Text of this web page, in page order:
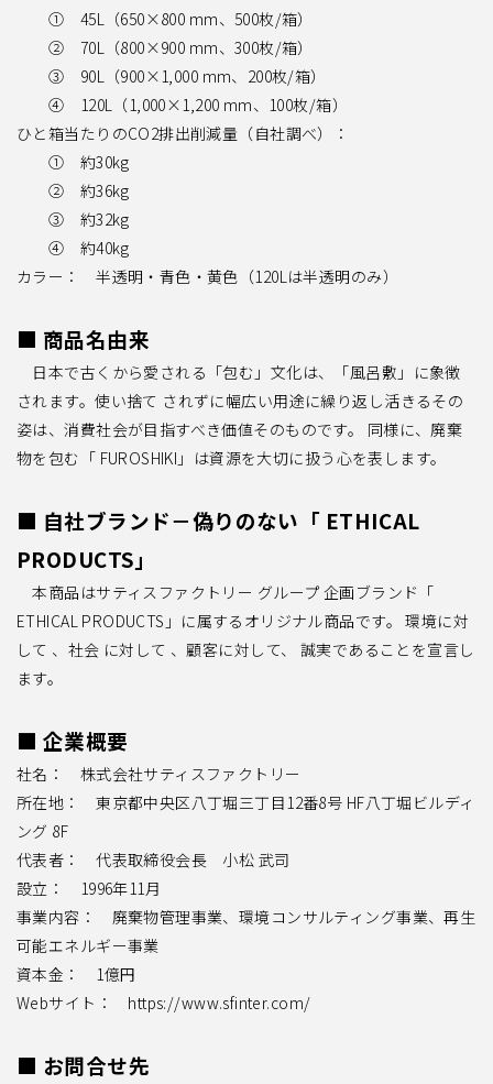
① 45L（650×800 mm、500枚/箱）
② 70L（800×900 mm、300枚/箱）
③ 90L（900×1,000 mm、200枚/箱）
④ 120L（1,000×1,200 mm、100枚/箱）
ひと箱当たりのCO2排出削減量（自社調べ）：
① 約30kg
② 約36kg
③ 約32kg
④ 約40kg
カラー： 半透明・青色・黄色（120Lは半透明のみ）
■ 商品名由来
日本で古くから愛される「包む」文化は、「風呂敷」に象徴
されます。使い捨て されずに幅広い用途に繰り返し活きるその
姿は、消費社会が目指すべき価値そのものです。 同様に、 廃棄
物を包む「 FUROSHIKI」は資源を大切に扱う心を表します。
■ 自社ブランド－偽りのない「 ETHICAL
PRODUCTS」
本商品はサティスファクトリー グループ 企画ブランド「
ETHICAL PRODUCTS」に属するオリジナル商品です。 環境に対
して 、社会 に対して 、顧客に対して、 誠実であることを宣言し
ます。
■ 企業概要
社名： 株式会社サティスファクトリー
所在地： 東京都中央区八丁堀三丁目12番8号 HF八丁堀ビルディ
ング 8F
代表者： 代表取締役会長 小松 武司
設立： 1996年11月
事業内容： 廃棄物管理事業、環境コンサルティング事業、再生
可能エネルギー事業
資本金： 1億円
Webサイト： https://www.sfinter.com/
■ お問合せ先